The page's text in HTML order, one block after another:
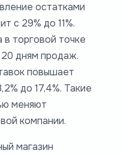
остатками
с 29% до 11%.
торговой точке
дням продаж.
повышает
до 17,4%. Такие
меняют
компании.
магазин